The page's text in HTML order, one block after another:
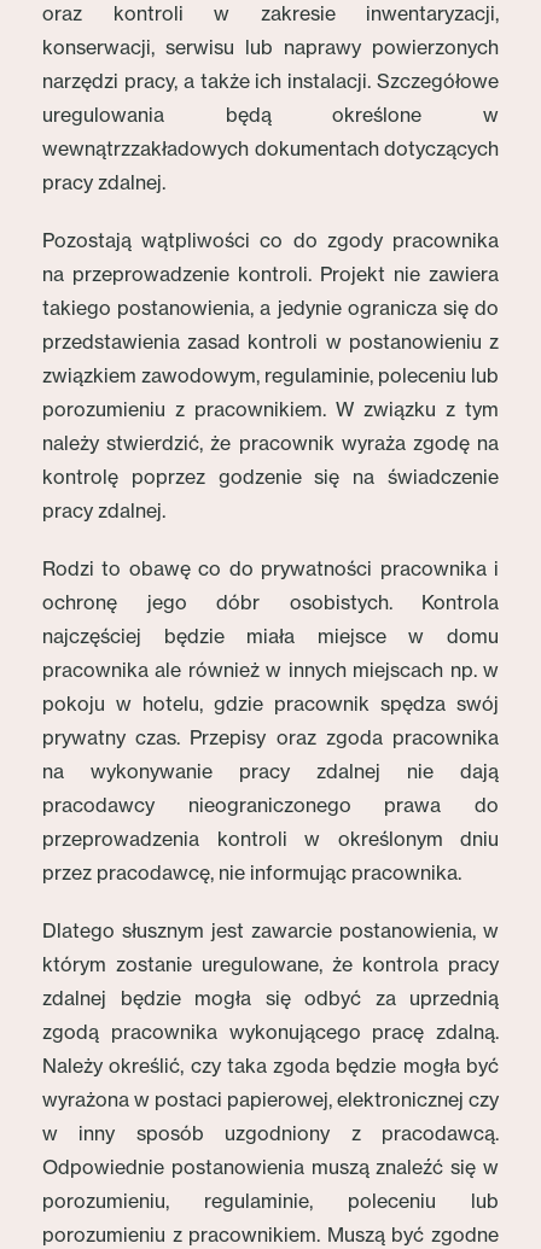
oraz kontroli w zakresie inwentaryzacji,
konserwacji, serwisu lub naprawy powierzonych
narzędzi pracy, a także ich instalacji. Szczegółowe
uregulowania będą określone w
wewnątrzzakładowych dokumentach dotyczących
pracy zdalnej.
Pozostają wątpliwości co do zgody pracownika
na przeprowadzenie kontroli. Projekt nie zawiera
takiego postanowienia, a jedynie ogranicza się do
przedstawienia zasad kontroli w postanowieniu z
związkiem zawodowym, regulaminie, poleceniu lub
porozumieniu z pracownikiem. W związku z tym
należy stwierdzić, że pracownik wyraża zgodę na
kontrolę poprzez godzenie się na świadczenie
pracy zdalnej.
Rodzi to obawę co do prywatności pracownika i
ochronę jego dóbr osobistych. Kontrola
najczęściej będzie miała miejsce w domu
pracownika ale również w innych miejscach np. w
pokoju w hotelu, gdzie pracownik spędza swój
prywatny czas. Przepisy oraz zgoda pracownika
na wykonywanie pracy zdalnej nie dają
pracodawcy nieograniczonego prawa do
przeprowadzenia kontroli w określonym dniu
przez pracodawcę, nie informując pracownika.
Dlatego słusznym jest zawarcie postanowienia, w
którym zostanie uregulowane, że kontrola pracy
zdalnej będzie mogła się odbyć za uprzednią
zgodą pracownika wykonującego pracę zdalną.
Należy określić, czy taka zgoda będzie mogła być
wyrażona w postaci papierowej, elektronicznej czy
w inny sposób uzgodniony z pracodawcą.
Odpowiednie postanowienia muszą znaleźć się w
porozumieniu, regulaminie, poleceniu lub
porozumieniu z pracownikiem. Muszą być zgodne